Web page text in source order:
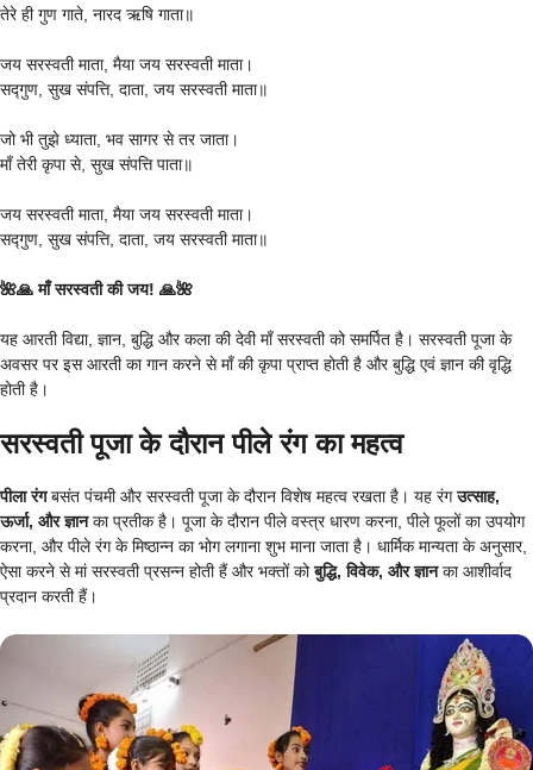
तेरे ही गुण गाते, नारद ऋषि गाता॥
जय सरस्वती माता, मैया जय सरस्वती माता।
सद्गुण, सुख संपत्ति, दाता, जय सरस्वती माता॥
जो भी तुझे ध्याता, भव सागर से तर जाता।
माँ तेरी कृपा से, सुख संपत्ति पाता॥
जय सरस्वती माता, मैया जय सरस्वती माता।
सद्गुण, सुख संपत्ति, दाता, जय सरस्वती माता॥
🌺🙏 माँ सरस्वती की जय! 🙏🌺
यह आरती विद्या, ज्ञान, बुद्धि और कला की देवी माँ सरस्वती को समर्पित है। सरस्वती पूजा के
अवसर पर इस आरती का गान करने से माँ की कृपा प्राप्त होती है और बुद्धि एवं ज्ञान की वृद्धि
होती है।
सरस्वती पूजा के दौरान पीले रंग का महत्व
पीला रंगबसंत पंचमी और सरस्वती पूजा के दौरान विशेष महत्व रखता है। यह रंगउत्साह,
ऊर्जा, और ज्ञानका प्रतीक है। पूजा के दौरान पीले वस्त्र धारण करना, पीले फूलों का उपयोग
करना, और पीले रंग के मिष्ठान्न का भोग लगाना शुभ माना जाता है। धार्मिक मान्यता के अनुसार,
ऐसा करने से मां सरस्वती प्रसन्न होती हैं और भक्तों कोबुद्धि, विवेक, और ज्ञानका आशीर्वाद
प्रदान करती हैं।